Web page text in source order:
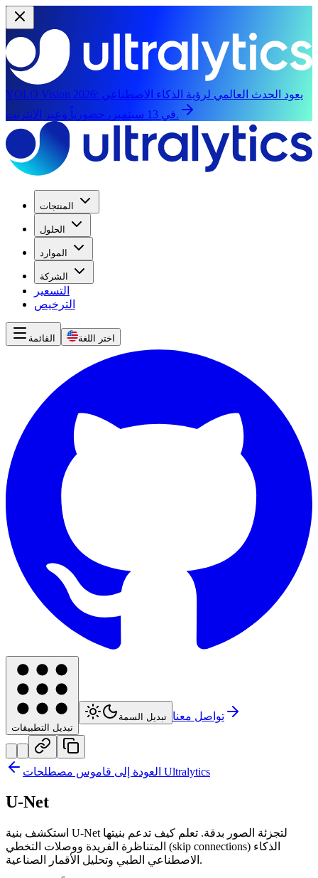
YOLO Vision 2026: يعود الحدث العالمي لرؤية الذكاء الاصطناعي
في 13 سبتمبر، حضورياً وعبر الإنترنت.
المنتجات
الحلول
الموارد
الشركة
التسعير
الترخيص
القائمة اختر اللغة
تبديل التطبيقات
تبديل السمة تواصل معنا
العودة إلى قاموس مصطلحات Ultralytics
U-Net
استكشف بنية U-Net لتجزئة الصور بدقة. تعلم كيف تدعم بنيتها
المتناظرة الفريدة ووصلات التخطي (skip connections) الذكاء
الاصطناعي الطبي وتحليل الأقمار الصناعية.